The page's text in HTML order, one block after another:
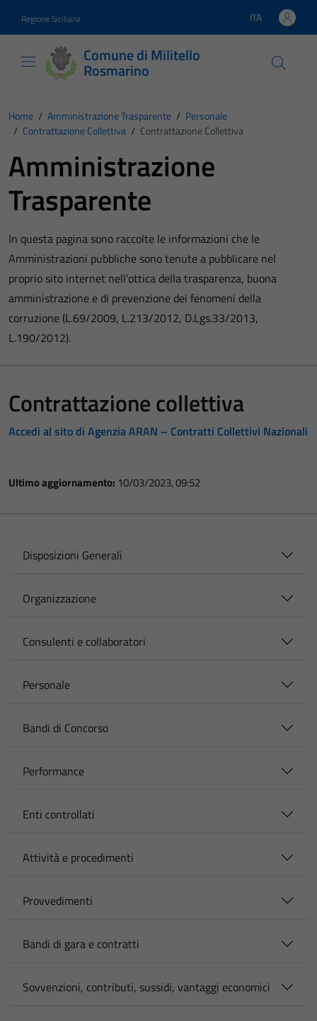
Regione Siciliana Lingua attiva:
ITA
Comune di Militello
Rosmarino
Home / Amministrazione Trasparente / Personale
/ Contrattazione Collettiva / Contrattazione Collettiva
Amministrazione
Trasparente
In questa pagina sono raccolte le informazioni che le
Amministrazioni pubbliche sono tenute a pubblicare nel
proprio sito internet nell’ottica della trasparenza, buona
amministrazione e di prevenzione dei fenomeni della
corruzione (L.69/2009, L.213/2012, D.Lgs.33/2013,
L.190/2012).
Contrattazione collettiva
Accedi al sito di Agenzia ARAN – Contratti Collettivi Nazionali
Ultimo aggiornamento: 10/03/2023, 09:52
Disposizioni Generali
Organizzazione
Consulenti e collaboratori
Personale
Bandi di Concorso
Performance
Enti controllati
Attività e procedimenti
Provvedimenti
Bandi di gara e contratti
Sovvenzioni, contributi, sussidi, vantaggi economici